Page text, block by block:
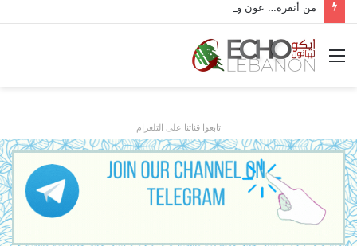
من أنقرة… عون و أردوغان يرسمان ل لبنان مرحلة جديدة!
القائمة
تابعوا قناتنا على التلغرام